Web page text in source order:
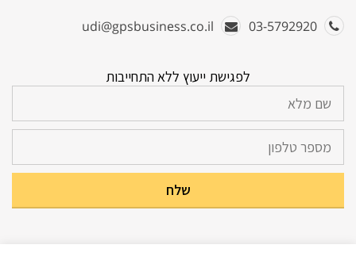
udi@gpsbusiness.co.il
לפגישת ייעוץ ללא התחייבות